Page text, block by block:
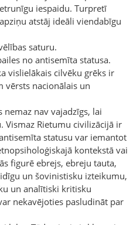
iespaidu. Turpretī
atstāj ideāli viendabīgu
saturu.
no antisemīta statusa.
vislielākais cilvēku grēks ir
vērsts nacionālais un
nemaz nav vajadzīgs, lai
Vismaz Rietumu civilizācijā ir
statusu var iemantot
kontekstā vai
figurē ebrejs, ebreju tauta,
un šovinistisku izteikumu,
un analītiski kritisku
nekavējoties pasludināt par